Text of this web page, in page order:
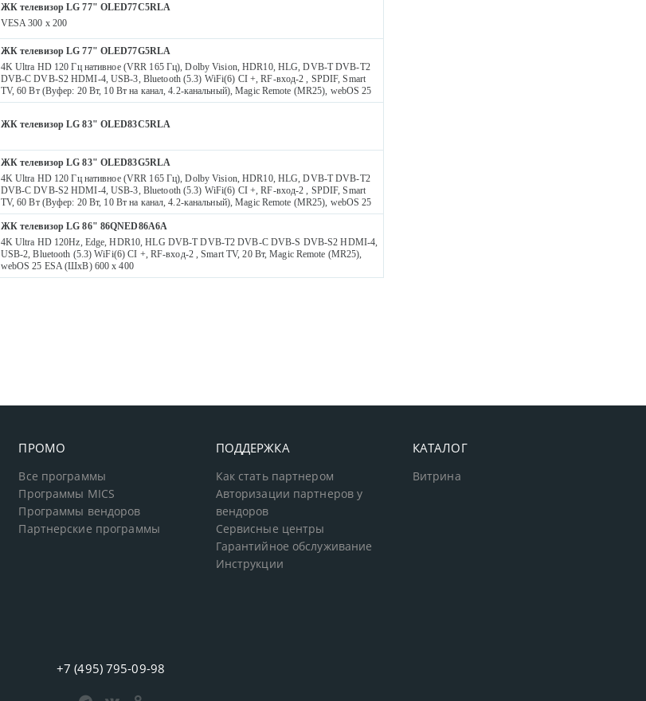
ЖК телевизор LG 77" OLED77C5RLA
VESA 300 x 200
ЖК телевизор LG 77" OLED77G5RLA
4K Ultra HD 120 Гц нативное (VRR 165 Гц), Dolby Vision, HDR10, HLG, DVB-T DVB-T2
DVB-C DVB-S2 HDMI-4, USB-3, Bluetooth (5.3) WiFi(6) CI +, RF-вход-2 , SPDIF, Smart
TV, 60 Вт (Вуфер: 20 Вт, 10 Вт на канал, 4.2-канальный), Magic Remote (MR25), webOS 25
ЖК телевизор LG 83" OLED83C5RLA
ЖК телевизор LG 83" OLED83G5RLA
4K Ultra HD 120 Гц нативное (VRR 165 Гц), Dolby Vision, HDR10, HLG, DVB-T DVB-T2
DVB-C DVB-S2 HDMI-4, USB-3, Bluetooth (5.3) WiFi(6) CI +, RF-вход-2 , SPDIF, Smart
TV, 60 Вт (Вуфер: 20 Вт, 10 Вт на канал, 4.2-канальный), Magic Remote (MR25), webOS 25
ЖК телевизор LG 86" 86QNED86A6A
4K Ultra HD 120Hz, Edge, HDR10, HLG DVB-T DVB-T2 DVB-C DVB-S DVB-S2 HDMI-4,
USB-2, Bluetooth (5.3) WiFi(6) CI +, RF-вход-2 , Smart TV, 20 Вт, Magic Remote (MR25),
webOS 25 ESA (ШxВ) 600 x 400
ПРОМО
Все программы
Программы MICS
Программы вендоров
Партнерские программы
ПОДДЕРЖКА
Как стать партнером
Авторизации партнеров у
вендоров
Сервисные центры
Гарантийное обслуживание
Инструкции
КАТАЛОГ
Витрина
+7 (495) 795-09-98